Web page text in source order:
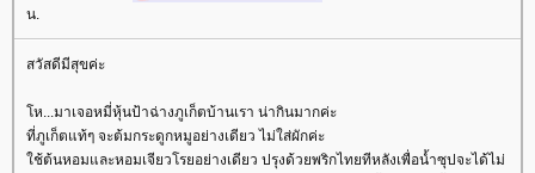
น.
สวัสดีมีสุขค่ะ
ห...มาเจอหมี่หุ้นป้าฉ่างภูเก็ตบ้านเรา น่ากินมากค่ะ
ที่ภูเก็ตแท้ๆ จะต้มกระดูกหมูอย่างเดียว ไม่ใส่ผักค่ะ
ช้ต้นหอมและหอมเจียวโรยอย่างเดียว ปรุงด้วยพริกไทยทีหลังเพื่อน้ำซุปจะได้ไม่